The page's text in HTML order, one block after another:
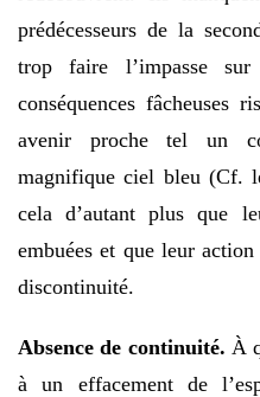
prédécesseurs de la
trop faire l’impasse
conséquences fâcheuses
avenir proche tel un
magnifique ciel bleu (Cf.
cela d’autant plus que
embuées et que leur
discontinuité.
Absence de continuité. À
à un effacement de